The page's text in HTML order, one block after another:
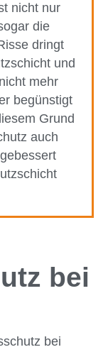
nicht nur
die
dringt
und
mehr
begünstigt
Grund
auch
bei
bei